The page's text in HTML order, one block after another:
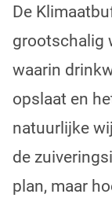
De
grootschalig
waarin
opslaat en
natuurlijke
de
plan, maar